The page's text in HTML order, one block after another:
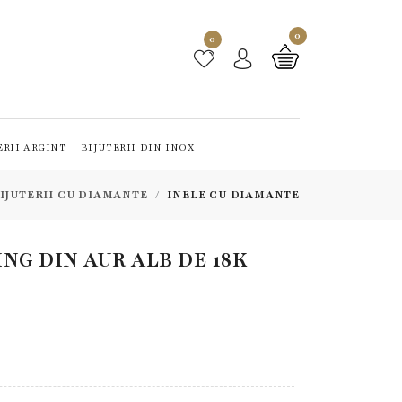
0 0
ARGINT BIJUTERII DIN INOX
CU DIAMANTE INELE CU DIAMANTE
DIN AUR ALB DE 18K